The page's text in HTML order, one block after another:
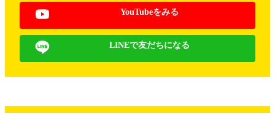
YouTubeをみる
LINEで友だちになる